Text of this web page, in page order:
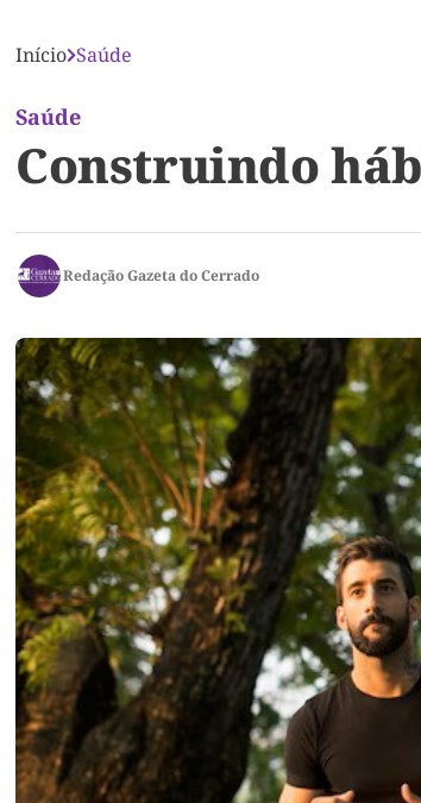
Início Saúde
Saúde
Construindo
Redação Gazeta do Cerrado